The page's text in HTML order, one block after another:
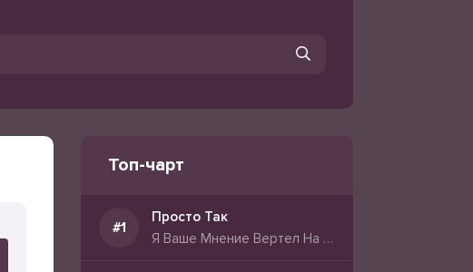
Топ-чарт
Просто Так
Я Ваше Мнение Вертел На Хере